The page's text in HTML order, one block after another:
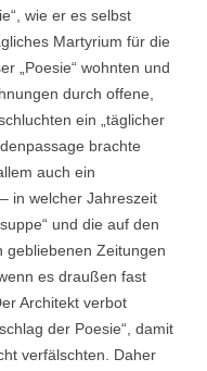
wie er es selbst
Martyrium für die
„Poesie“ wohnten und
durch offene,
ein „täglicher
brachte
auch ein
in welcher Jahreszeit
und die auf den
gebliebenen Zeitungen
es draußen fast
Architekt verbot
der Poesie“, damit
verfälschten. Daher